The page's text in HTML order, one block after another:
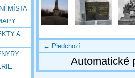
MÍSTA
A
← Předchozí
Automatické